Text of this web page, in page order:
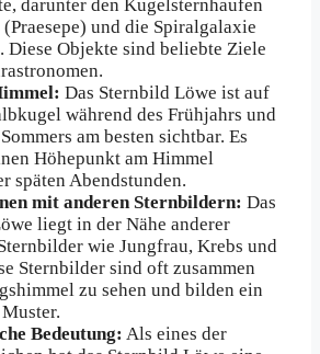
darunter den Kugelsternhaufen
und die Spiralgalaxie
Diese Objekte sind beliebte Ziele
Das Sternbild Löwe ist auf
während des Frühjahrs und
am besten sichtbar. Es
Höhepunkt am Himmel
späten Abendstunden.
mit anderen Sternbildern: Das
liegt in der Nähe anderer
wie Jungfrau, Krebs und
Sternbilder sind oft zusammen
zu sehen und bilden ein
Bedeutung: Als eines der